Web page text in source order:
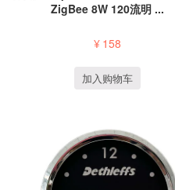
ZigBee 8W 120流明 ...
¥ 158
加入购物车